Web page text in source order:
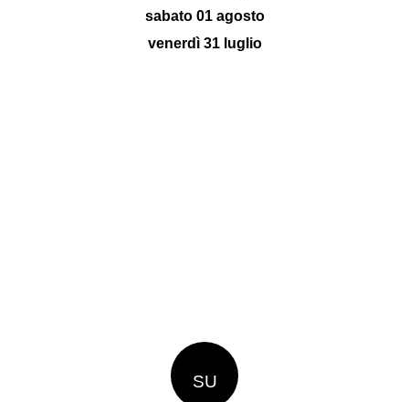
sabato 01 agosto
venerdì 31 luglio
SU